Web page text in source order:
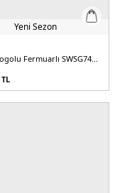
Yeni Sezon
Laurel Logolu Fermuarlı SWSG7459146 Kadın Cüzdan
TL